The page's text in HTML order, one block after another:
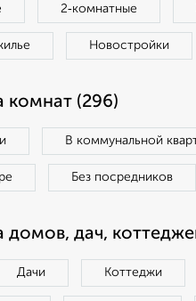
2‑комнатные
Новостройки
комнат (296)
В коммунальной
Без посредников
дач,
Дачи Коттеджи